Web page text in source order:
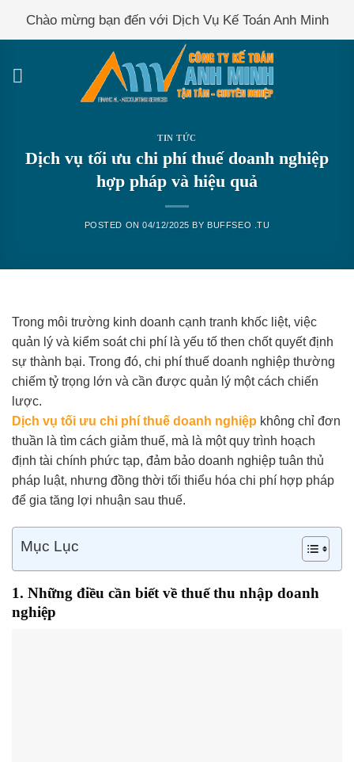
Chào mừng bạn đến với Dịch Vụ Kế Toán Anh Minh
TIN TỨC
Dịch vụ tối ưu chi phí thuế doanh nghiệp
hợp pháp và hiệu quả
POSTED ON04/12/2025 BY BUFFSEO .TU
Trong môi trường kinh doanh cạnh tranh khốc liệt, việc
quản lý và kiểm soát chi phí là yếu tố then chốt quyết định
sự thành bại. Trong đó, chi phí thuế doanh nghiệp thường
chiếm tỷ trọng lớn và cần được quản lý một cách chiến
lược.
Dịch vụ tối ưu chi phí thuế doanh nghiệp không chỉ đơn
thuần là tìm cách giảm thuế, mà là một quy trình hoạch
định tài chính phức tạp, đảm bảo doanh nghiệp tuân thủ
pháp luật, nhưng đồng thời tối thiểu hóa chi phí hợp pháp
để gia tăng lợi nhuận sau thuế.
Mục Lục
1. Những điều cần biết về thuế thu nhập doanh
nghiệp